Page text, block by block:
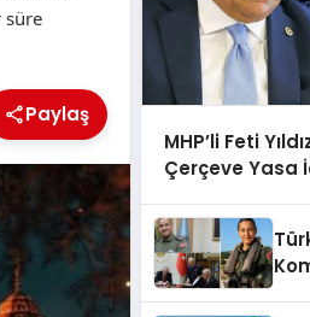
süre
Paylaş
MHP’li Feti
Çerçeve Yasa